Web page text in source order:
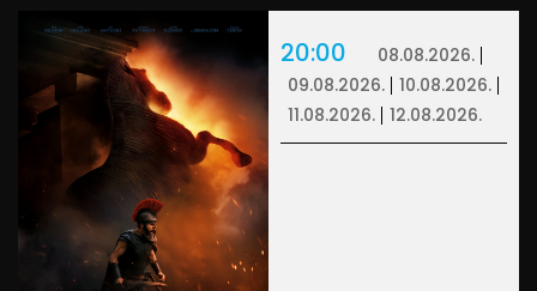
20:00
08.08.2026.
09.08.2026.
10.08.2026.
11.08.2026.
12.08.2026.